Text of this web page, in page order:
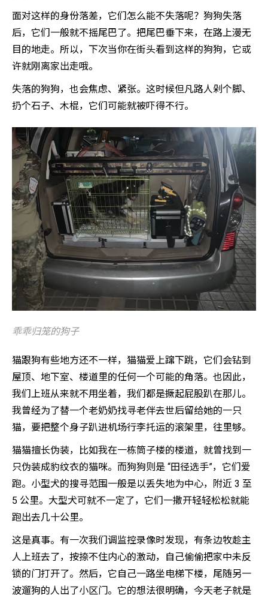
面对这样的身份落差，它们怎么能不失落呢？狗狗失落
后，它们一般就不摇尾巴了。把尾巴垂下来，在路上漫无
目的地走。所以，下次当你在街头看到这样的狗狗，它或
许就刚离家出走哦。
失落的狗狗，也会焦虑、紧张。这时候但凡路人剁个脚、
扔个石子、木棍，它们可能就被吓得不行。
乖乖归笼的狗子
猫跟狗有些地方还不一样，猫猫爱上蹿下跳，它们会钻到
屋顶、地下室、楼道里的任何一个可能的角落。也因此，
我们上班从来就不用坐着，我们都是撅起屁股趴在那儿。
我曾经为了替一个老奶奶找寻老伴去世后留给她的一只
猫，要把整个身子趴进机场行李托运的滚架里，往里够。
猫猫擅长伪装，比如我在一栋筒子楼的楼道，就曾找到一
只伪装成豹纹衣的猫咪。而狗狗则是 “田径选手”，它们爱
跑。小型犬的搜寻范围一般是以丢失地为中心，附近 3 至
5 公里。大型犬可就不一定了，它们一撒开轻轻松松就能
跑出去几十公里。
这是真事。有一次我们调监控录像时发现，有条边牧趁主
人上班去了，按捺不住内心的激动，自己偷偷把家中未反
锁的门打开了。然后，它自己一路坐电梯下楼，尾随另一
波遛狗的人出了小区门。它的想法很明确，今天老子就是